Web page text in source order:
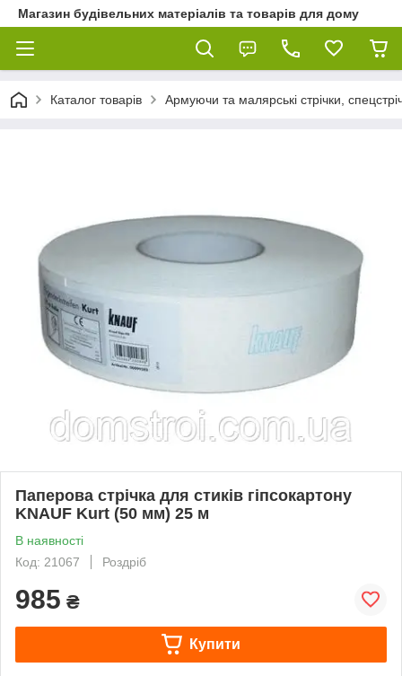
Магазин будівельних матеріалів та товарів для дому
Каталог товарів Армуючи та малярські стрічки,
Паперова стрічка для стиків гіпсокартону
KNAUF Kurt (50 мм) 25 м
В наявності
Код: 21067
Роздріб
985 ₴
Купити